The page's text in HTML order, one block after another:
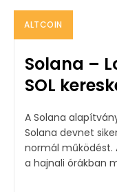
ALTCOIN
Solana –
SOL
A Solana
Solana devnet
normál működést. A fejlesztői környezet április 19-én
a hajnali órákban